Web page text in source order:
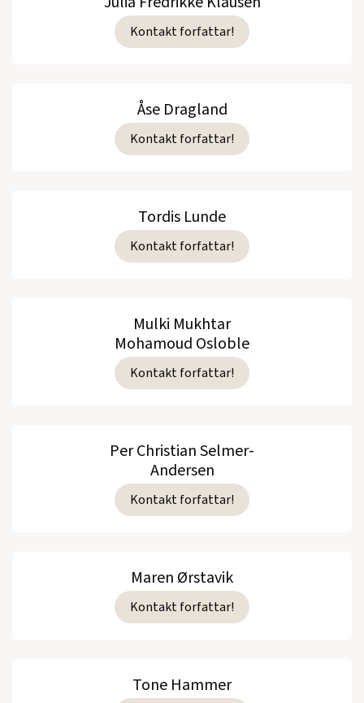
Kontakt forfattar!
Åse Dragland
Kontakt forfattar!
Tordis Lunde
Kontakt forfattar!
Mulki Mukhtar
Mohamoud Osloble
Kontakt forfattar!
Per Christian Selmer-
Andersen
Kontakt forfattar!
Maren Ørstavik
Kontakt forfattar!
Tone Hammer